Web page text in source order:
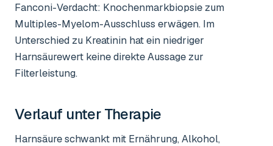
Fanconi-Verdacht: Knochenmarkbiopsie zum
Multiples-Myelom-Ausschluss erwägen. Im
Unterschied zu Kreatinin hat ein niedriger
Harnsäurewert keine direkte Aussage zur
Filterleistung.
Verlauf unter Therapie
Harnsäure schwankt mit Ernährung, Alkohol,